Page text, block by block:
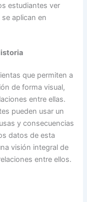
estudiantes ver
aplican en
que permiten a
de forma visual,
entre ellas.
pueden usar un
y consecuencias
datos de esta
visión integral de
entre ellos.